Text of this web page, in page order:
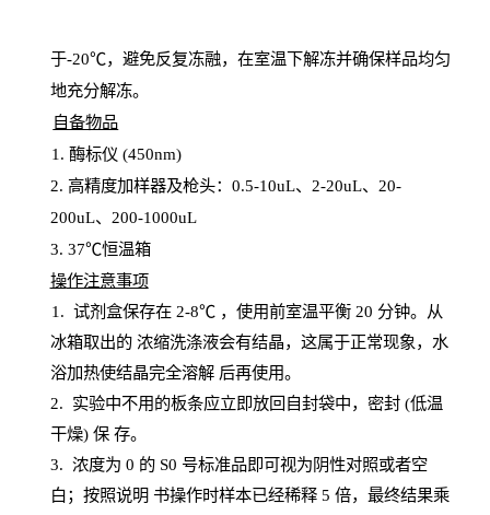
于-20℃，避免反复冻融，在室温下解冻并确保样品均匀
地充分解冻。
自备物品
1 . 酶标仪 (450nm)
2. 高精度加样器及枪头： 0.5-10uL、 2-20uL、 20-
200uL、 200-1000uL
3. 37℃恒温箱
操作注意事项
1. 试剂盒保存在 2-8℃ ，使用前室温平衡 20 分钟。从
冰箱取出的 浓缩洗涤液会有结晶，这属于正常现象，水
浴加热使结晶完全溶解 后再使用。
2. 实验中不用的板条应立即放回自封袋中，密封(低温
干燥) 保 存。
3. 浓度为 0 的 S0 号标准品即可视为阴性对照或者空
白；按照说明 书操作时样本已经稀释5 倍，最终结果乘